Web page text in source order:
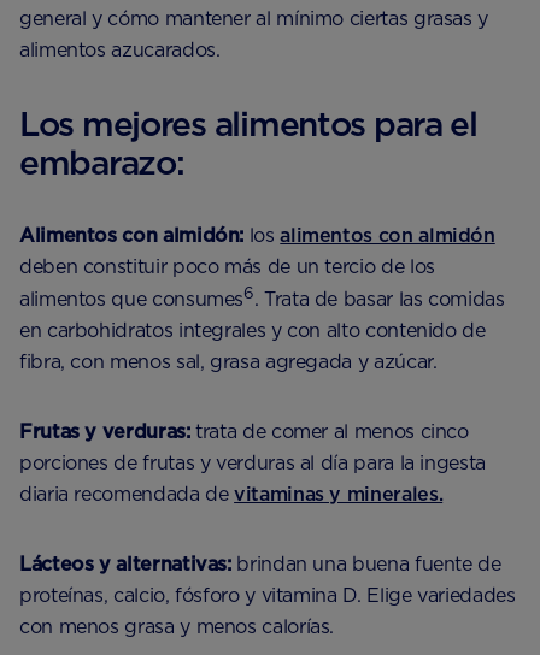
general y cómo mantener al mínimo ciertas grasas y
alimentos azucarados.
Los mejores alimentos para el
embarazo:
Alimentos con almidón: losalimentos con almidón
deben constituir poco más de un tercio de los
alimentos que consumes6. Trata de basar las comidas
en carbohidratos integrales y con alto contenido de
fibra, con menos sal, grasa agregada y azúcar.
Frutas y verduras:trata de comer al menos cinco
porciones de frutas y verduras al día para la ingesta
diaria recomendada devitaminas y minerales.
Lácteos y alternativas: brindan una buena fuente de
proteínas, calcio, fósforo y vitamina D. Elige variedades
con menos grasa y menos calorías.